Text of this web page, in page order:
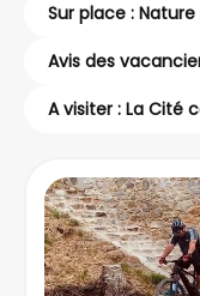
Sur place :
Avis des
A visiter : La Cité